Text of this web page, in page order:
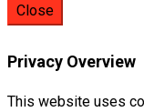
Close
Privacy Overview
This website uses